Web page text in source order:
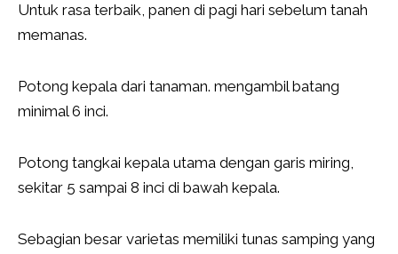
Untuk rasa terbaik, panen di pagi hari sebelum tanah
memanas.
Potong kepala dari tanaman. mengambil batang
minimal 6 inci.
Potong tangkai kepala utama dengan garis miring,
sekitar 5 sampai 8 inci di bawah kepala.
Sebagian besar varietas memiliki tunas samping yang